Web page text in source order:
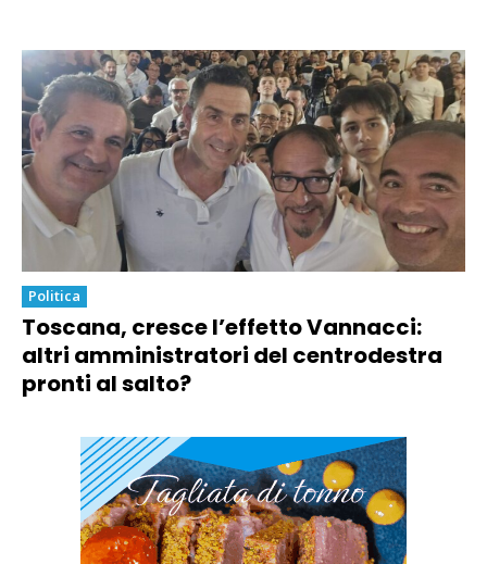
Politica
Toscana, cresce l’effetto Vannacci:
altri amministratori del centrodestra
pronti al salto?